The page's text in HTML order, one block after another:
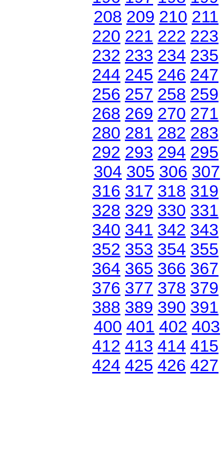
208 209 210 211
220 221 222 223
232 233 234 235
244 245 246 247
256 257 258 259
268 269 270 271
280 281 282 283
292 293 294 295
304 305 306 307
316 317 318 319
328 329 330 331
340 341 342 343
352 353 354 355
364 365 366 367
376 377 378 379
388 389 390 391
400 401 402 403
412 413 414 415
424 425 426 427